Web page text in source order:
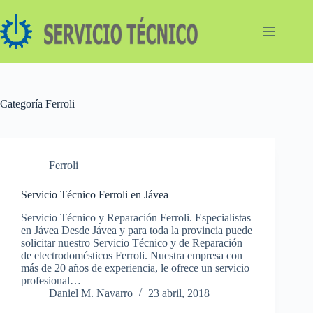
al
contenido
Categoría Ferroli
Ferroli
Servicio Técnico Ferroli en Jávea
Servicio Técnico y Reparación Ferroli. Especialistas
en Jávea Desde Jávea y para toda la provincia puede
solicitar nuestro Servicio Técnico y de Reparación
de electrodomésticos Ferroli. Nuestra empresa con
más de 20 años de experiencia, le ofrece un servicio
profesional…
Daniel M. Navarro
23 abril, 2018